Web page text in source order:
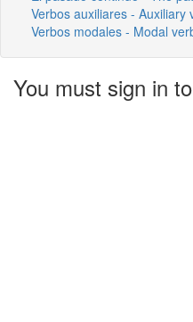
Verbos auxiliares - Auxiliary
Verbos modales - Modal
You must sign in